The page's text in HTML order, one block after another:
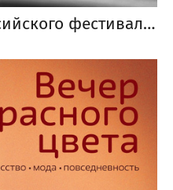
2025, Москва Всероссийского фестиваля черно-белой фотографии «Фотострелка»